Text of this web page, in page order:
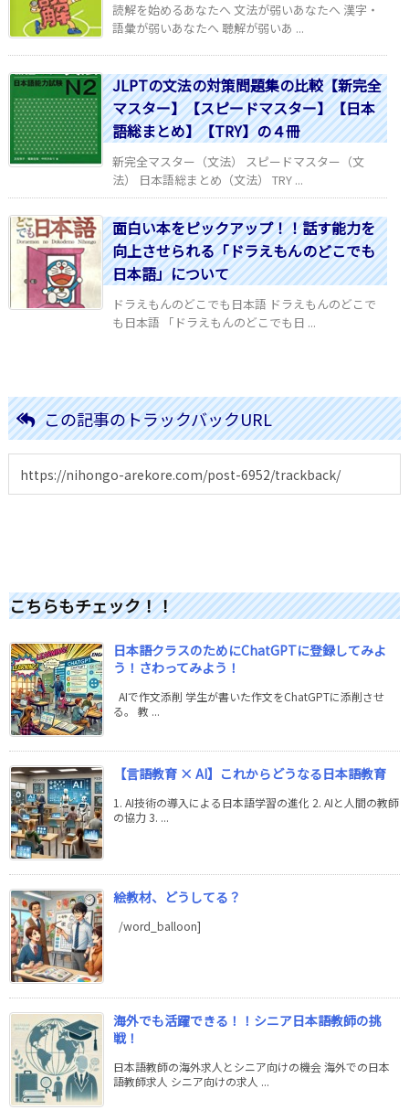
読解を始めるあなたへ 文法が弱いあなたへ 漢字・
語彙が弱いあなたへ 聴解が弱いあ ...
JLPTの文法の対策問題集の比較【新完全
マスター】【スピードマスター】【日本
語総まとめ】【TRY】の４冊
新完全マスター（文法） スピードマスター（文
法） 日本語総まとめ（文法） TRY ...
面白い本をピックアップ！！話す能力を
向上させられる「ドラえもんのどこでも
日本語」について
ドラえもんのどこでも日本語 ドラえもんのどこで
も日本語 「ドラえもんのどこでも日 ...
この記事のトラックバックURL
こちらもチェック！！
日本語クラスのためにChatGPTに登録してみよ
う！さわってみよう！
AIで作文添削 学生が書いた作文をChatGPTに添削させ
る。 教 ...
【言語教育 × AI】これからどうなる日本語教育
1. AI技術の導入による日本語学習の進化 2. AIと人間の教師
の協力 3. ...
絵教材、どうしてる？
/word_balloon]
海外でも活躍できる！！シニア日本語教師の挑
戦！
日本語教師の海外求人とシニア向けの機会 海外での日本
語教師求人 シニア向けの求人 ...